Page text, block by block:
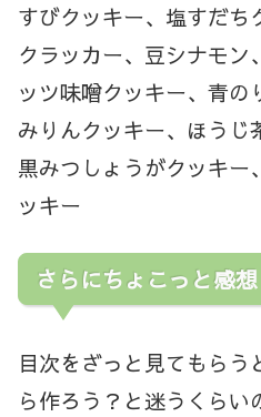
すびクッキー、塩すだち
クラッカー、豆シナモン
ッツ味噌クッキー、青の
みりんクッキー、ほうじ
黒みつしょうがクッキー
ッキー
さらにちょこっと感想
目次をざっと見てもらう
ら作ろう？と迷うくら